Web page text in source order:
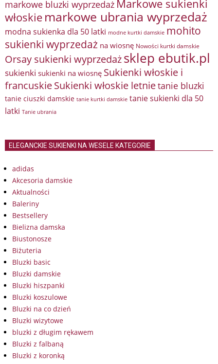
markowe bluzki wyprzedaż Markowe sukienki
włoskie markowe ubrania wyprzedaż
modna sukienka dla 50 latki modne kurtki damskie mohito
sukienki wyprzedaż na wiosnę Nowości kurtki damskie
Orsay sukienki wyprzedażsklep ebutik.pl
sukienki sukienki na wiosnę Sukienki włoskie i
francuskieSukienki włoskie letnietanie bluzki
tanie ciuszki damskie tanie kurtki damskie tanie sukienki dla 50
latki Tanie ubrania
ELEGANCKIE SUKIENKI NA WESELE KATEGORIE
adidas
Akcesoria damskie
Aktualności
Baleriny
Bestsellery
Bielizna damska
Biustonosze
Biżuteria
Bluzki basic
Bluzki damskie
Bluzki hiszpanki
Bluzki koszulowe
Bluzki na co dzień
Bluzki wizytowe
bluzki z długim rękawem
Bluzki z falbaną
Bluzki z koronką